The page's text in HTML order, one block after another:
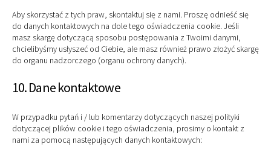
Aby skorzystać z tych praw, skontaktuj się z nami. Proszę odnieść się
do danych kontaktowych na dole tego oświadczenia cookie. Jeśli
masz skargę dotyczącą sposobu postępowania z Twoimi danymi,
chcielibyśmy usłyszeć od Ciebie, ale masz również prawo złożyć skargę
do organu nadzorczego (organu ochrony danych).
10. Dane kontaktowe
W przypadku pytań i / lub komentarzy dotyczących naszej polityki
dotyczącej plików cookie i tego oświadczenia, prosimy o kontakt z
nami za pomocą następujących danych kontaktowych: